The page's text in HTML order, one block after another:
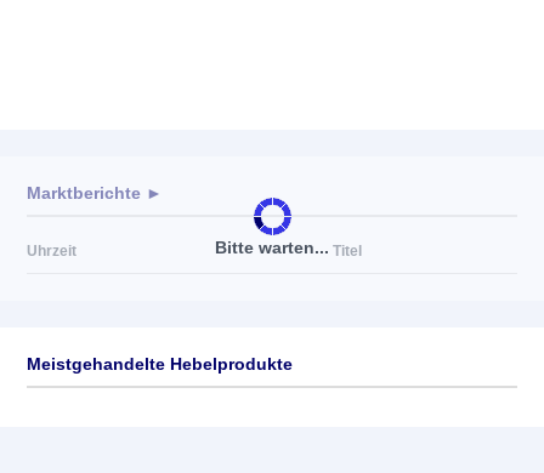
Bitte warten...
Marktberichte ►
Uhrzeit Titel
Meistgehandelte Hebelprodukte